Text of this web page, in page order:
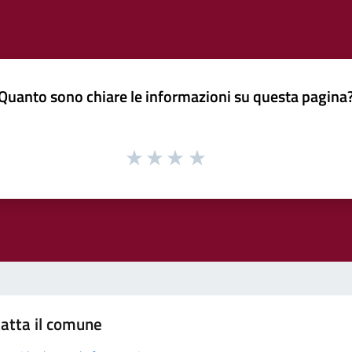
sono chiare le informazioni su questa
il comune